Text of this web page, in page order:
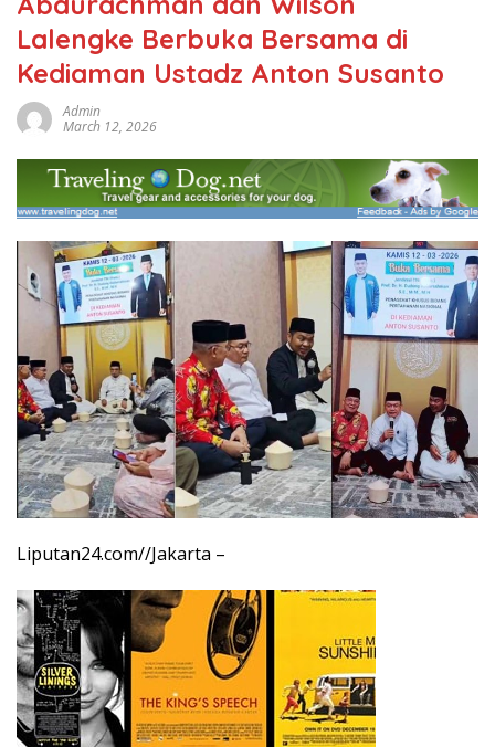
Lalengke Berbuka Bersama di
Kediaman Ustadz Anton Susanto
Admin
March 12, 2026
Liputan24.com//Jakarta –